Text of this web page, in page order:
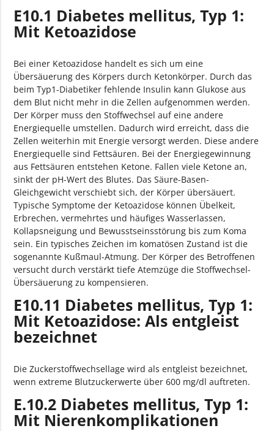
E10.1 Diabetes mellitus, Typ 1:
Mit Ketoazidose
Bei einer Ketoazidose handelt es sich um eine
Übersäuerung des Körpers durch Ketonkörper. Durch das
beim Typ1-Diabetiker fehlende Insulin kann Glukose aus
dem Blut nicht mehr in die Zellen aufgenommen werden.
Der Körper muss den Stoffwechsel auf eine andere
Energiequelle umstellen. Dadurch wird erreicht, dass die
Zellen weiterhin mit Energie versorgt werden. Diese andere
Energiequelle sind Fettsäuren. Bei der Energiegewinnung
aus Fettsäuren entstehen Ketone. Fallen viele Ketone an,
sinkt der pH-Wert des Blutes. Das Säure-Basen-
Gleichgewicht verschiebt sich, der Körper übersäuert.
Typische Symptome der Ketoazidose können Übelkeit,
Erbrechen, vermehrtes und häufiges Wasserlassen,
Kollapsneigung und Bewusstseinsstörung bis zum Koma
sein. Ein typisches Zeichen im komatösen Zustand ist die
sogenannte Kußmaul-Atmung. Der Körper des Betroffenen
versucht durch verstärkt tiefe Atemzüge die Stoffwechsel-
Übersäuerung zu kompensieren.
E10.11 Diabetes mellitus, Typ 1:
Mit Ketoazidose: Als entgleist
bezeichnet
Die Zuckerstoffwechsellage wird als entgleist bezeichnet,
wenn extreme Blutzuckerwerte über 600 mg/dl auftreten.
E.10.2 Diabetes mellitus, Typ 1:
Mit Nierenkomplikationen